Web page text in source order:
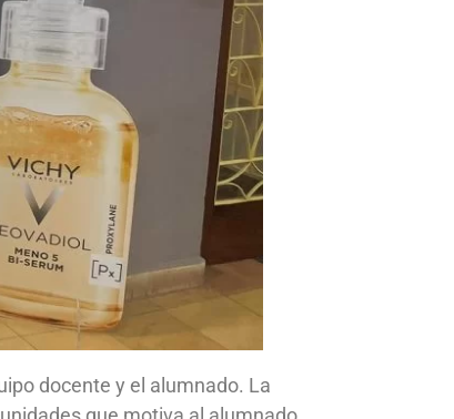
docente y el alumnado. La